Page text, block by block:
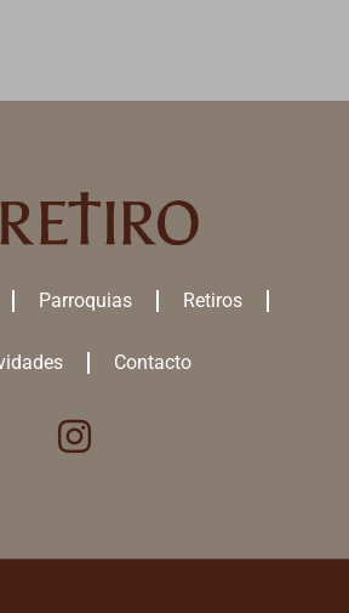
Parroquias Retiros
Contacto